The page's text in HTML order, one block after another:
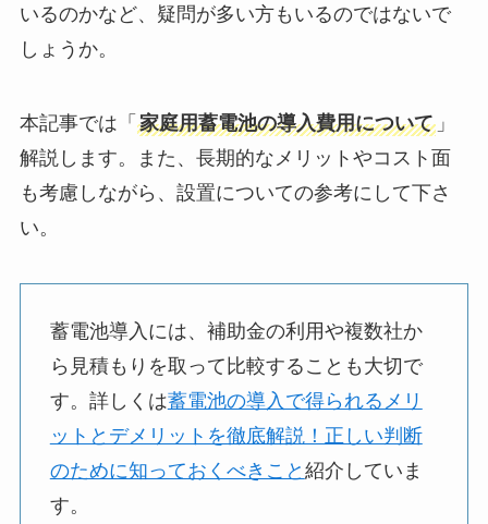
いるのかなど、疑問が多い方もいるのではないで
しょうか。
本記事では「 家庭用蓄電池の導入費用について」
解説します。また、長期的なメリットやコスト面
も考慮しながら、設置についての参考にして下さ
い。
蓄電池導入には、補助金の利用や複数社か
ら見積もりを取って比較することも大切で
す。詳しくは蓄電池の導入で得られるメリ
ットとデメリットを徹底解説！正しい判断
のために知っておくべきこと 紹介していま
す。